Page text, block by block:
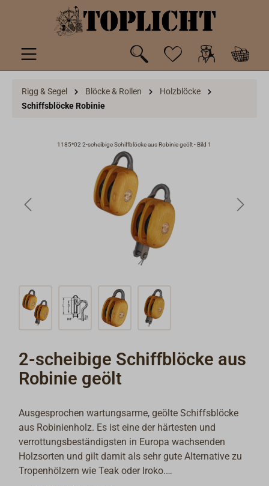
springen
Rigg & Segel Blöcke & Rollen
Holzblöcke
Schiffsblöcke Robinie
1185*02 2-scheibige Schiffblöcke aus Robinie geölt - Bild 1
2-scheibige Schiffblöcke aus
Robinie geölt
Ausgesprochen wartungsarme, geölte Schiffsblöcke
aus Robinienholz. Es ist eine der härtesten und
verrottungsbeständigsten in Europa wachsenden
Holzsorten und gilt damit als sehr gute Alternative zu
Tropenhölzern wie Teak oder Iroko.